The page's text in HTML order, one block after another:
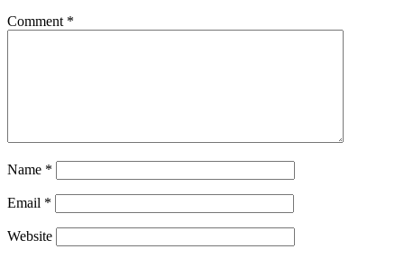
Comment *
Name *
Email *
Website